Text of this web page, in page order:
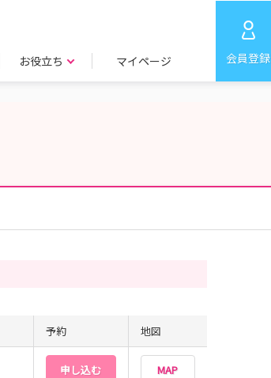
お役立ち マイページ 会員登録
予約 地図
申し込む MAP